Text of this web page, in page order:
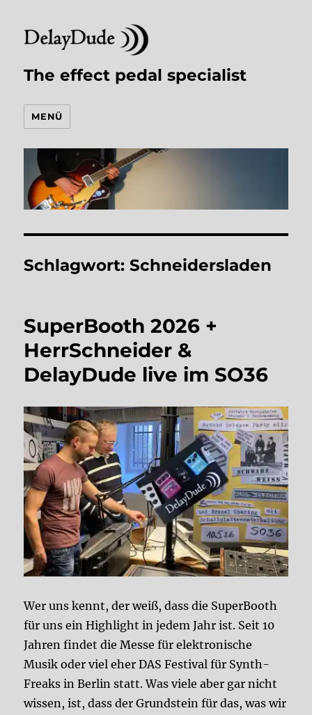
The effect pedal specialist
MENÜ
Schlagwort:Schneidersladen
SuperBooth 2026 +
HerrSchneider &
DelayDude live im SO36
Wer uns kennt, der weiß, dass die SuperBooth
für uns ein Highlight in jedem Jahr ist. Seit 10
Jahren findet die Messe für elektronische
Musik oder viel eher DAS Festival für Synth-
Freaks in Berlin statt. Was viele aber gar nicht
wissen, ist, dass der Grundstein für das, was wir